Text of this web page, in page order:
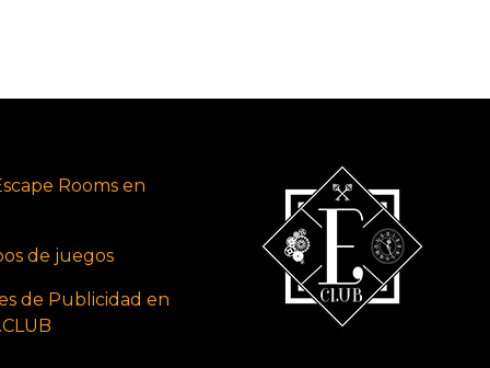
Rooms en
de juegos
de Publicidad en